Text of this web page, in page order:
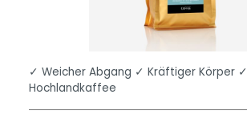
✓ Weicher Abgang ✓ Kräftiger Körper ✓
Hochlandkaffee